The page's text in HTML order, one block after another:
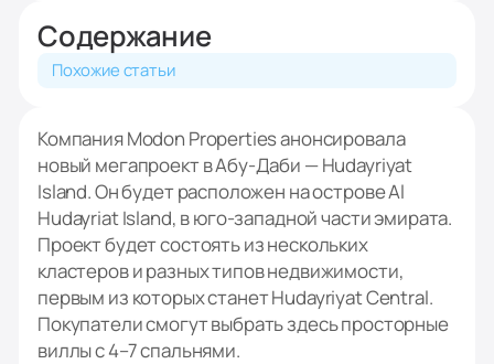
Компания Modon Properties анонсировала
новый мегапроект в Абу-Даби — Hudayriyat
Island. Он будет расположен на острове Al
Hudayriat Island, в юго-западной части эмирата.
Проект будет состоять из нескольких
кластеров и разных типов недвижимости,
первым из которых станет Hudayriyat Central.
Покупатели смогут выбрать здесь просторные
виллы с 4–7 спальнями.
Содержание
Похожие статьи